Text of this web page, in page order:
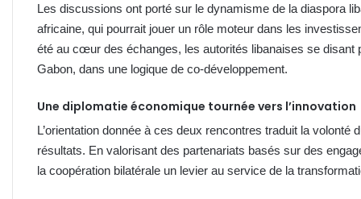
Les discussions ont porté sur le dynamisme de la diaspora
africaine, qui pourrait jouer un rôle moteur dans les
été au cœur des échanges, les autorités libanaises se disant
Gabon, dans une logique de co-développement.
Une diplomatie économique tournée vers l’innovation
L’orientation donnée à ces deux rencontres traduit la volonté
résultats. En valorisant des partenariats basés sur des
la coopération bilatérale un levier au service de la